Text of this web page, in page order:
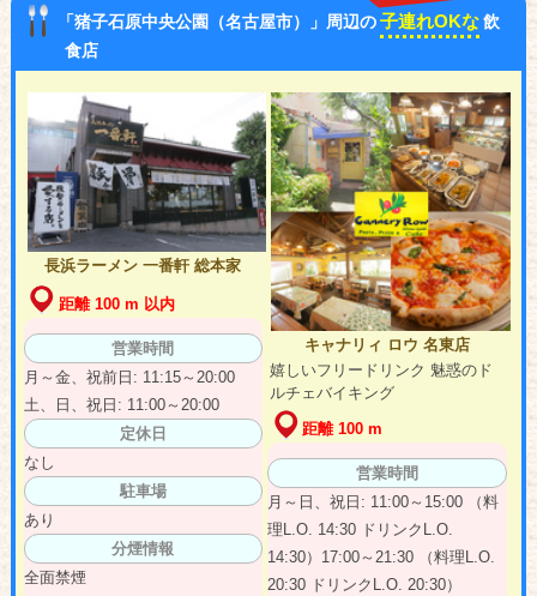
「猪子石原中央公園（名古屋市）」周辺の子連れOKな 飲
食店
長浜ラーメン 一番軒 総本家
距離 100 m 以内
営業時間
月～金、祝前日: 11:15～20:00
土、日、祝日: 11:00～20:00
定休日
なし
駐車場
あり
分煙情報
全面禁煙
キャナリィ ロウ 名東店
嬉しいフリードリンク 魅惑のド
ルチェバイキング
距離 100 m
営業時間
月～日、祝日: 11:00～15:00 （料
理L.O. 14:30 ドリンクL.O.
14:30）17:00～21:30 （料理L.O.
20:30 ドリンクL.O. 20:30）